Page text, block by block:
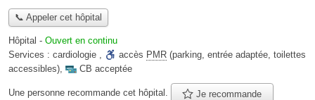
📞 Appeler cet hôpital
Hôpital - Ouvert en continu
Services : cardiologie , accès PMR (parking, entrée adaptée, toilettes
accessibles), CB acceptée
Une personne recommande cet hôpital. Je recommande